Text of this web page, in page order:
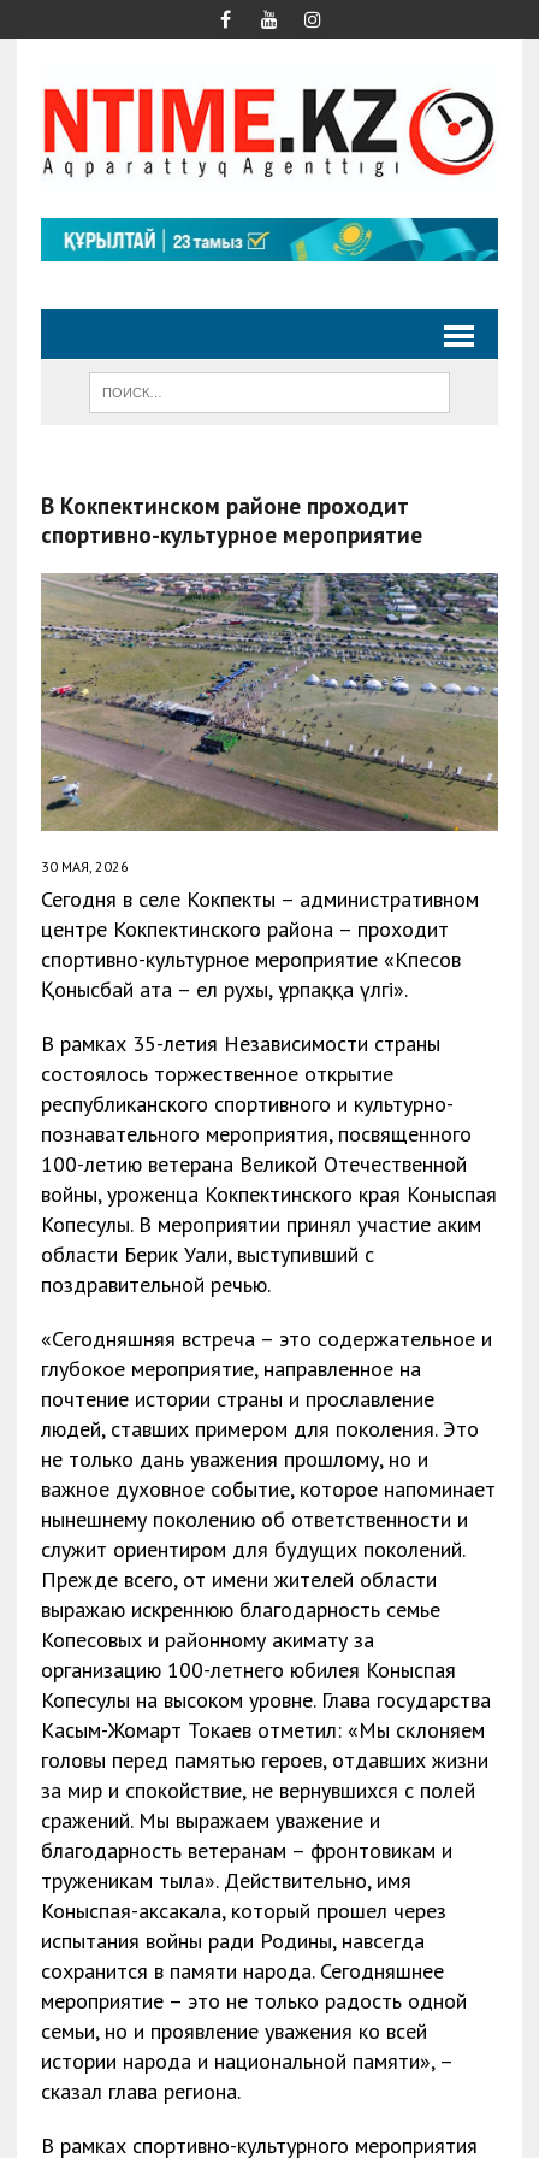
В Кокпектинском районе проходит
спортивно-культурное мероприятие
30 МАЯ, 2026
Сегодня в селе Кокпекты – административном
центре Кокпектинского района – проходит
спортивно-культурное мероприятие «Көпесов
Қонысбай ата – ел рухы, ұрпаққа үлгі».
В рамках 35-летия Независимости страны
состоялось торжественное открытие
республиканского спортивного и культурно-
познавательного мероприятия, посвященного
100-летию ветерана Великой Отечественной
войны, уроженца Кокпектинского края Коныспая
Копесулы. В мероприятии принял участие аким
области Берик Уали, выступивший с
поздравительной речью.
«Сегодняшняя встреча – это содержательное и
глубокое мероприятие, направленное на
почтение истории страны и прославление
людей, ставших примером для поколения. Это
не только дань уважения прошлому, но и
важное духовное событие, которое напоминает
нынешнему поколению об ответственности и
служит ориентиром для будущих поколений.
Прежде всего, от имени жителей области
выражаю искреннюю благодарность семье
Копесовых и районному акимату за
организацию 100-летнего юбилея Коныспая
Копесулы на высоком уровне. Глава государства
Касым-Жомарт Токаев отметил: «Мы склоняем
головы перед памятью героев, отдавших жизни
за мир и спокойствие, не вернувшихся с полей
сражений. Мы выражаем уважение и
благодарность ветеранам – фронтовикам и
труженикам тыла». Действительно, имя
Коныспая-аксакала, который прошел через
испытания войны ради Родины, навсегда
сохранится в памяти народа. Сегодняшнее
мероприятие – это не только радость одной
семьи, но и проявление уважения ко всей
истории народа и национальной памяти», –
сказал глава региона.
В рамках спортивно-культурного мероприятия